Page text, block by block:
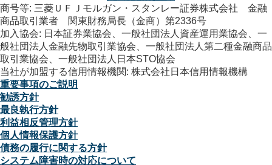
商号等: 三菱ＵＦＪモルガン・スタンレー証券株式会社 金融
商品取引業者 関東財務局長（金商）第2336号
加入協会: 日本証券業協会、一般社団法人資産運用業協会、一
般社団法人金融先物取引業協会、一般社団法人第二種金融商品
取引業協会、一般社団法人日本STO協会
当社が加盟する信用情報機関: 株式会社日本信用情報機構
重要事項のご説明
勧誘方針
最良執行方針
利益相反管理方針
個人情報保護方針
債務の履行に関する方針
システム障害時の対応について